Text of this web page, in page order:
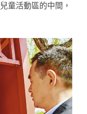
童活動區的中間，